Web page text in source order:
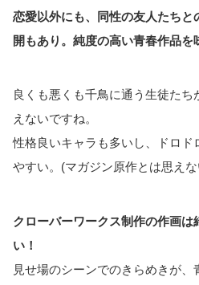
恋愛以外にも、同性の友人たちと
開もあり。純度の高い青春作品を
良くも悪くも千鳥に通う生徒た
えないですね。
性格良いキャラも多いし、ドロド
やすい。(マガジン原作とは思え
クローバーワークス制作の作画は
い！
見せ場のシーンでのきらめきが